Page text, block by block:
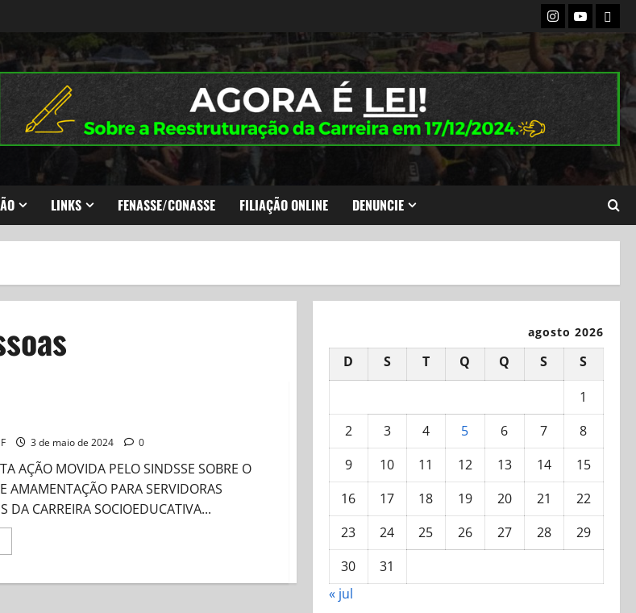
Instagram
Youtube
LINKS FENASSE/CONASSE FILIAÇÃO ONLINE DENUNCIE
3 de maio de 2024 0
AÇÃO MOVIDA PELO SINDSSE SOBRE O
AMAMENTAÇÃO PARA SERVIDORAS
DA CARREIRA SOCIOEDUCATIVA...
agosto 2026
D S T Q Q S
S
1
2
3 4 5 6 7
8
9
10 11 12 13 14
15
16
17 18 19 20 21
22
23
24 25 26 27 28
29
30
31
« jul